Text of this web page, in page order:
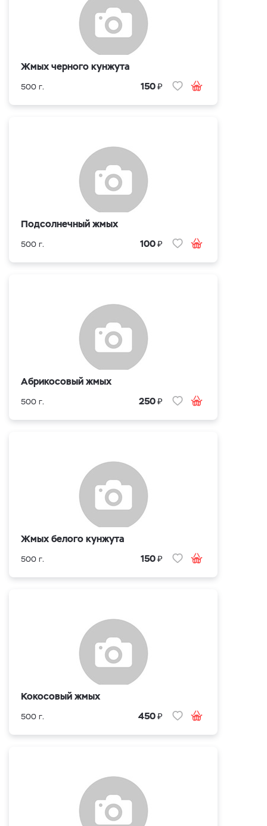
Жмых черного кунжута
500 г. 150₽
Подсолнечный жмых
500 г. 100₽
Абрикосовый жмых
500 г. 250₽
Жмых белого кунжута
500 г. 150₽
Кокосовый жмых
500 г. 450₽